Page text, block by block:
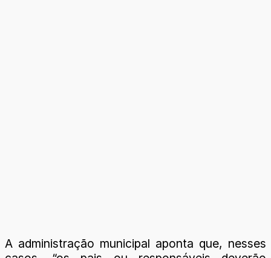
A administração municipal aponta que, nesses